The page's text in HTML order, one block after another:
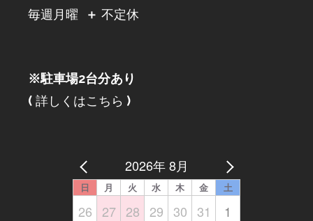
毎週月曜
＋ 不定休
※駐車場2台分あり
( 詳しくはこちら )
2026年 8月
日 月 火 水 木 金 土
26 27 28 29 30 31
1